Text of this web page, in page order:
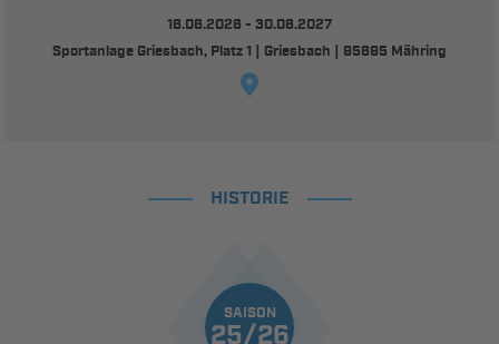
16.06.2026 - 30.06.2027
Sportanlage Griesbach, Platz 1 | Griesbach | 95695 Mähring
HISTORIE
SAISON
25/26